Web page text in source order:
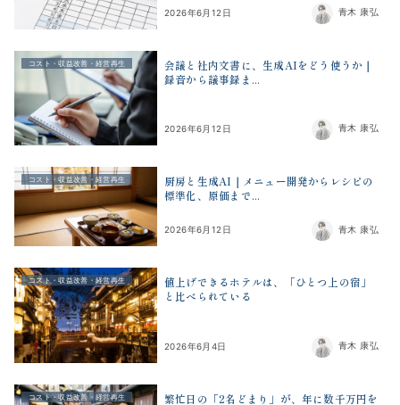
2026年6月12日 青木 康弘
コスト・収益改善・経営再生
会議と社内文書に、生成AIをどう使うか｜
録音から議事録ま...
2026年6月12日 青木 康弘
コスト・収益改善・経営再生
厨房と生成AI｜メニュー開発からレシピの
標準化、原価まで...
2026年6月12日 青木 康弘
コスト・収益改善・経営再生
値上げできるホテルは、「ひとつ上の宿」
と比べられている
2026年6月4日 青木 康弘
コスト・収益改善・経営再生
繁忙日の「2名どまり」が、年に数千万円を